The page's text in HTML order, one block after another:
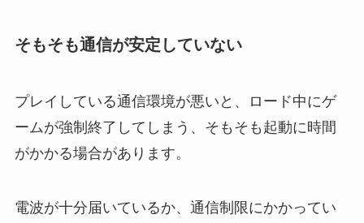
そもそも通信が安定していない
プレイしている通信環境が悪いと、ロード中にゲ
ームが強制終了してしまう、そもそも起動に時間
がかかる場合があります。
電波が十分届いているか、通信制限にかかってい